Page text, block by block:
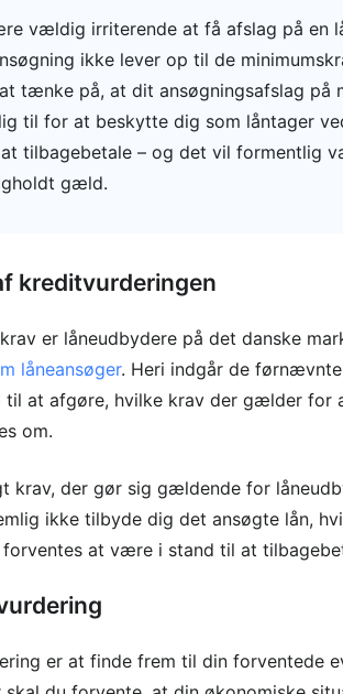
vældig irriterende at få afslag på en
ikke lever op til de
tænke på, at dit ansøgningsafslag på
til for at beskytte dig som låntager
tilbagebetale – og det vil formentlig
gæld.
kreditvurderingen
er låneudbydere på det danske
låneansøger. Heri indgår de
til at afgøre, hvilke krav der gælder
om.
krav, der gør sig gældende for
ikke tilbyde dig det ansøgte lån,
at være i stand til at
er at finde frem til din forventede